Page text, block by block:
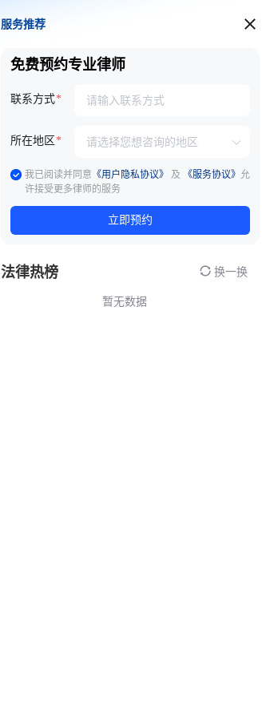
服务推荐
服务推荐
免费预约专业律师
联系方式
所在地区
我已阅读并同意 《用户隐私协议》 及 《服务协议》 允
许接受更多律师的服务
立即预约
法律热榜 换一换
暂无数据